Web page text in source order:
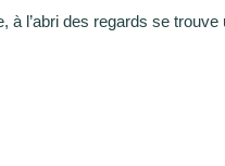
l’abri des regards se